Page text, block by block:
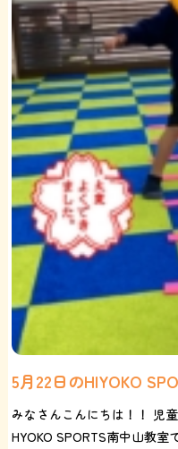
5月22日のHIYOKO
みなさんこんにちは！！ 児
HYOKO SPORTS南中山教室